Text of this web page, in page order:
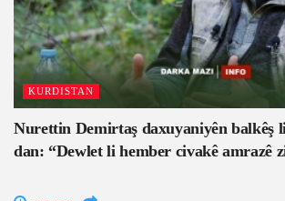
KURDISTAN
Nurettin Demirtaş daxuyaniyên balkêş
dan: “Dewlet li hember civakê amrazê